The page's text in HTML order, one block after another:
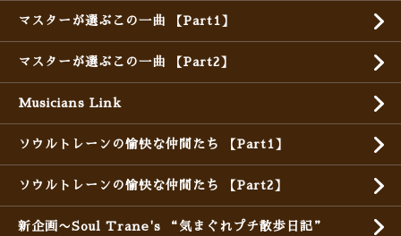
マスターが選ぶこの一曲 【Part1】
マスターが選ぶこの一曲 【Part2】
Musicians Link
ソウルトレーンの愉快な仲間たち 【Part1】
ソウルトレーンの愉快な仲間たち 【Part2】
新企画〜Soul Trane's “気まぐれプチ散歩日記”